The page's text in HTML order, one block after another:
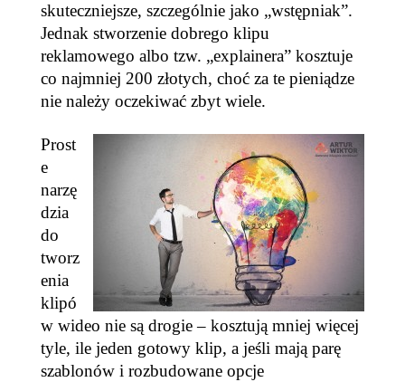
skuteczniejsze, szczególnie jako „wstępniak”.
Jednak stworzenie dobrego klipu
reklamowego albo tzw. „explainera” kosztuje
co najmniej 200 złotych, choć za te pieniądze
nie należy oczekiwać zbyt wiele.
Prost
e
narzę
dzia
do
tworz
enia
klipó
w wideo nie są drogie – kosztują mniej więcej
tyle, ile jeden gotowy klip, a jeśli mają parę
szablonów i rozbudowane opcje